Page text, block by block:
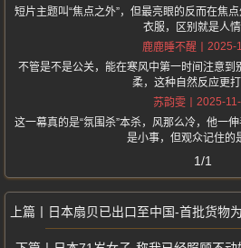
短片主题叫“焦点之外”，但最亮眼的反而在焦
衣服，区别就是人情
鹿鹿睡不醒
2025-
不管是不是公关，能在寒风中第一时间注意到
柔，这种自然反应更打
苏韵雯
2025-
这一幕真的是“氛围杀”本杀，风那么冷，他一
是小事，但观众记住的
1/1
日本扇贝已出口至中国-首批货物为约6吨